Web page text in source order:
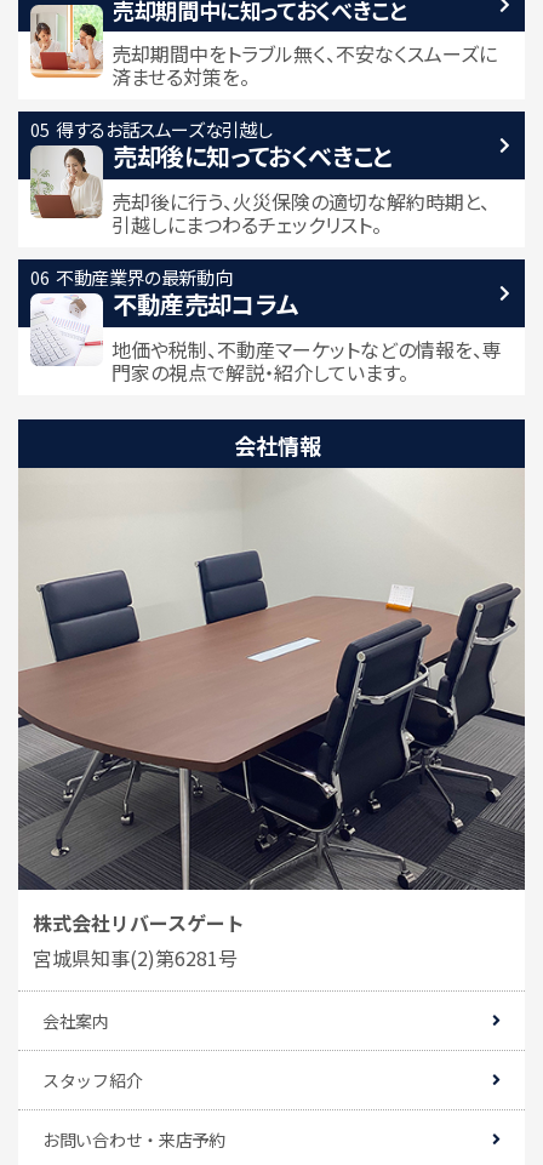
売却期間中に知っておくべきこと
売却期間中をトラブル無く、不安なくスムーズに
済ませる対策を。
得するお話スムーズな引越し
売却後に知っておくべきこと
売却後に行う、火災保険の適切な解約時期と、
引越しにまつわるチェックリスト。
不動産業界の最新動向
不動産売却コラム
地価や税制、不動産マーケットなどの情報を、専
門家の視点で解説・紹介しています。
会社情報
株式会社リバースゲート
宮城県知事(2)第6281号
会社案内
スタッフ紹介
お問い合わせ・来店予約